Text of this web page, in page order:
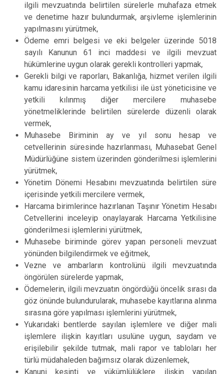
ilgili mevzuatında belirtilen sürelerle muhafaza etmek
ve denetime hazır bulundurmak, arşivleme işlemlerinin
yapılmasını yürütmek,
Ödeme emri belgesi ve eki belgeler üzerinde 5018
sayılı Kanunun 61 inci maddesi ve ilgili mevzuat
hükümlerine uygun olarak gerekli kontrolleri yapmak,
Gerekli bilgi ve raporları, Bakanlığa, hizmet verilen ilgili
kamu idaresinin harcama yetkilisi ile üst yöneticisine ve
yetkili kılınmış diğer mercilere muhasebe
yönetmeliklerinde belirtilen sürelerde düzenli olarak
vermek,
Muhasebe Biriminin ay ve yıl sonu hesap ve
cetvellerinin süresinde hazırlanması, Muhasebat Genel
Müdürlüğüne sistem üzerinden gönderilmesi işlemlerini
yürütmek,
Yönetim Dönemi Hesabını mevzuatında belirtilen süre
içerisinde yetkili mercilere vermek,
Harcama birimlerince hazırlanan Taşınır Yönetim Hesabı
Cetvellerini inceleyip onaylayarak Harcama Yetkilisine
gönderilmesi işlemlerini yürütmek,
Muhasebe biriminde görev yapan personeli mevzuat
yönünden bilgilendirmek ve eğitmek,
Vezne ve ambarların kontrolünü ilgili mevzuatında
öngörülen sürelerde yapmak,
Ödemelerin, ilgili mevzuatın öngördüğü öncelik sırası da
göz önünde bulundurularak, muhasebe kayıtlarına alınma
sırasına göre yapılması işlemlerini yürütmek,
Yukarıdaki bentlerde sayılan işlemlere ve diğer mali
işlemlere ilişkin kayıtları usulüne uygun, saydam ve
erişilebilir şekilde tutmak, mali rapor ve tabloları her
türlü müdahaleden bağımsız olarak düzenlemek,
Kanuni kesinti ve yükümlülüklere ilişkin yapılan